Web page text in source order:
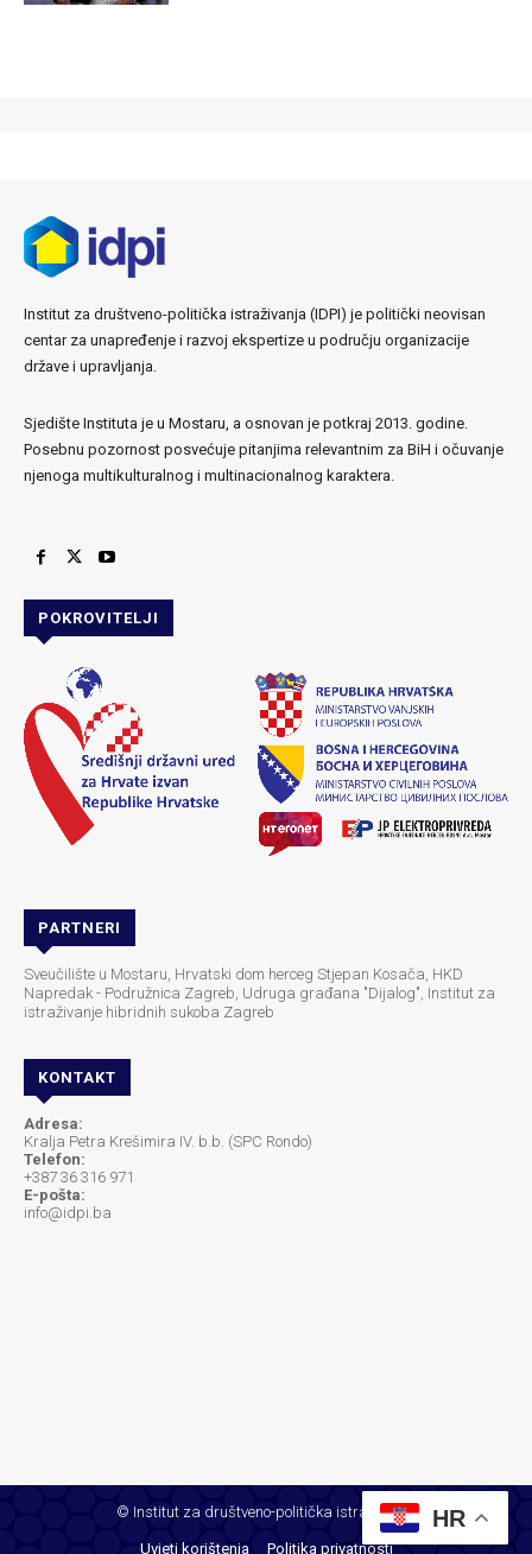
Institut za društveno-politička istraživanja (IDPI) je politički neovisan
centar za unapređenje i razvoj ekspertize u području organizacije
države i upravljanja.
Sjedište Instituta je u Mostaru, a osnovan je potkraj 2013. godine.
Posebnu pozornost posvećuje pitanjima relevantnim za BiH i očuvanje
njenoga multikulturalnog i multinacionalnog karaktera.
POKROVITELJI
PARTNERI
Sveučilište u Mostaru, Hrvatski dom herceg Stjepan Kosača, HKD
Napredak - Podružnica Zagreb, Udruga građana "Dijalog", Institut za
istraživanje hibridnih sukoba Zagreb
KONTAKT
Adresa:
Kralja Petra Krešimira IV. b.b. (SPC Rondo)
Telefon:
+387 36 316 971
E-pošta:
info@idpi.ba
© Institut za društveno-politička istraživanja
Uvjeti korištenja Politika privatnosti
HR